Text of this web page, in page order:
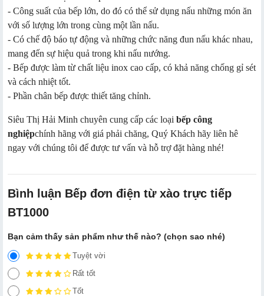
- Công suất của bếp lớn, do đó có thể sử dụng nấu những món ăn
với số lượng lớn trong cùng một lần nấu.
- Có chế độ báo tự động và những chức năng đun nấu khác nhau,
mang đến sự hiệu quả trong khi nấu nướng.
- Bếp được làm từ chất liệu inox cao cấp, có khả năng chống gỉ sét
và cách nhiệt tốt.
- Phần chân bếp được thiết tăng chỉnh.
Siêu Thị Hải Minh chuyên cung cấp các loại bếp công
nghiệpchính hãng với giá phải chăng, Quý Khách hãy liên hê
ngay với chúng tôi để được tư vấn và hỗ trợ đặt hàng nhé!
Bình luận Bếp đơn điện từ xào trực tiếp
BT1000
Bạn cảm thấy sản phẩm như thế nào? (chọn sao nhé)
Tuyệt vời
Rất tốt
Tốt